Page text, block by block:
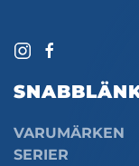
VARUMÄRKEN
SERIER